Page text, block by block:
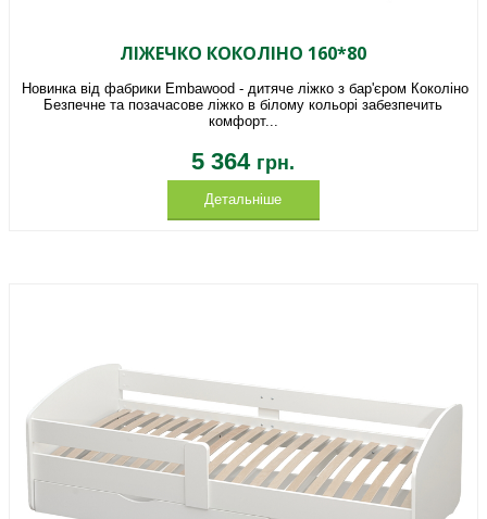
ЛІЖЕЧКО КОКОЛІНО 160*80
Новинка від фабрики Embawood - дитяче ліжко з бар'єром Коколіно
Безпечне та позачасове ліжко в білому кольорі забезпечить
комфорт...
5 364 грн.
Детальніше